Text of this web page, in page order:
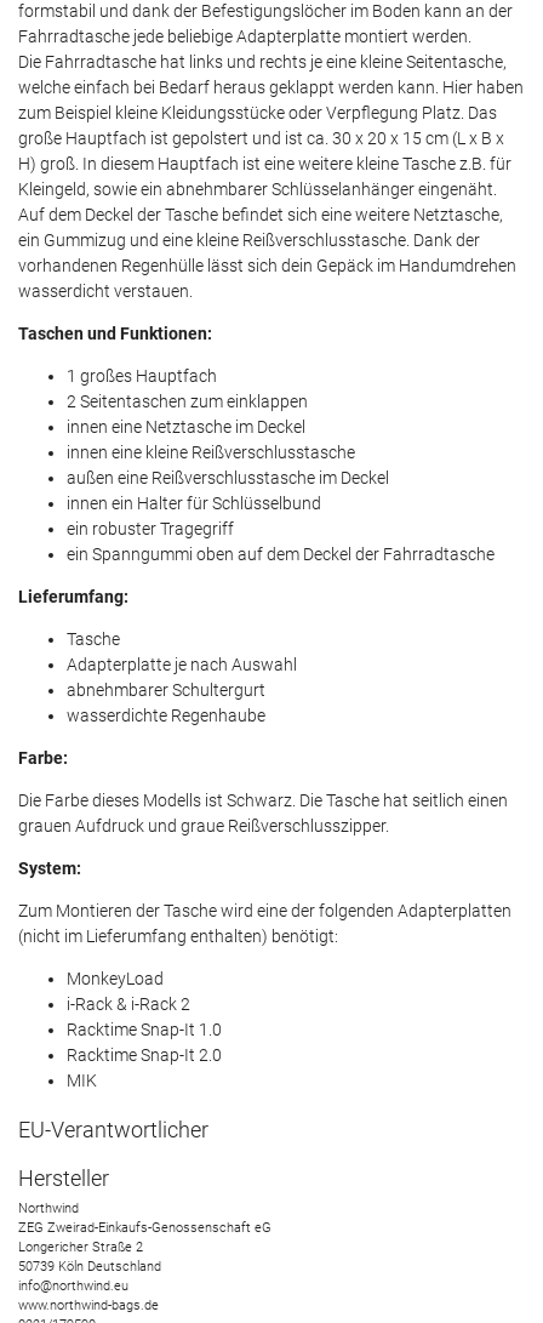
formstabil und dank der Befestigungslöcher im Boden kann an der
Fahrradtasche jede beliebige Adapterplatte montiert werden.
Die Fahrradtasche hat links und rechts je eine kleine Seitentasche,
welche einfach bei Bedarf heraus geklappt werden kann. Hier haben
zum Beispiel kleine Kleidungsstücke oder Verpflegung Platz. Das
große Hauptfach ist gepolstert und ist ca. 30 x 20 x 15 cm (L x B x
H) groß. In diesem Hauptfach ist eine weitere kleine Tasche z.B. für
Kleingeld, sowie ein abnehmbarer Schlüsselanhänger eingenäht.
Auf dem Deckel der Tasche befindet sich eine weitere Netztasche,
ein Gummizug und eine kleine Reißverschlusstasche. Dank der
vorhandenen Regenhülle lässt sich dein Gepäck im Handumdrehen
wasserdicht verstauen.
Taschen und Funktionen:
1 großes Hauptfach
2 Seitentaschen zum einklappen
innen eine Netztasche im Deckel
innen eine kleine Reißverschlusstasche
außen eine Reißverschlusstasche im Deckel
innen ein Halter für Schlüsselbund
ein robuster Tragegriff
ein Spanngummi oben auf dem Deckel der Fahrradtasche
Lieferumfang:
Tasche
Adapterplatte je nach Auswahl
abnehmbarer Schultergurt
wasserdichte Regenhaube
Farbe:
Die Farbe dieses Modells ist Schwarz. Die Tasche hat seitlich einen
grauen Aufdruck und graue Reißverschlusszipper.
System:
Zum Montieren der Tasche wird eine der folgenden Adapterplatten
(nicht im Lieferumfang enthalten) benötigt:
MonkeyLoad
i-Rack & i-Rack 2
Racktime Snap-It 1.0
Racktime Snap-It 2.0
MIK
EU-Verantwortlicher
Hersteller
Northwind
ZEG Zweirad-Einkaufs-Genossenschaft eG
Longericher Straße 2
50739 Köln Deutschland
info@northwind.eu
www.northwind-bags.de